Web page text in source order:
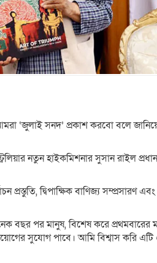
‘জুলাই সনদ’ প্রকাশ করবো বলে
নতুন হাইকমিশনার সুসান রাইল
প্রস্তুতি, দ্বিপাক্ষিক বাণিজ্য সম্প্রসারণ
বছর পর মানুষ, বিশেষ করে
সুযোগ পাবে। আমি বিশ্বাস করি